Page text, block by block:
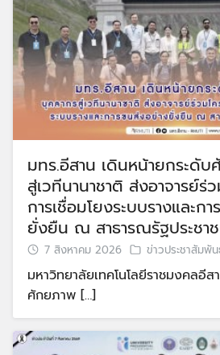
มทร.อีสาน เดินหน้ายกระดั
สู่เวทีนานาชาติ ส่งอาจารย์ร่
การเชื่อมโยงระบบรางและก
ยั่งยืน ณ สาธารณรัฐประชา
7 สิงหาคม 2026 ข่าวประชาสัมพั
มหาวิทยาลัยเทคโนโลยีราชมงคลอี
ศักยภาพ […]